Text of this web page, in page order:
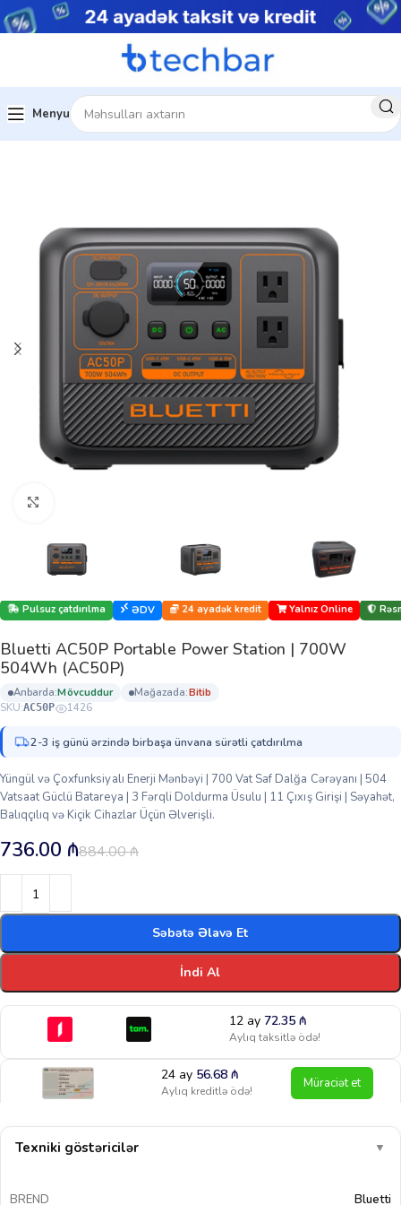
Menyu
Ev Kompüter hissələri UPS
Pulsuz çatdırılma ƏDV 24 ayadək kredit Yalnız Online
Bluetti AC50P Portable Power Station | 700W
504Wh (AC50P)
anbarda: mövcuddur mağazada:
bi̇ti̇b
SKU:AC50P 1426
2-3 iş günü ərzində birbaşa ünvana sürətli çatdırılma
Yüngül və Çoxfunksiyalı Enerji Mənbəyi | 700 Vat Saf Dalğa Cərəyanı | 504
Vatsaat Güclü Batareya | 3 Fərqli Doldurma Üsulu | 11 Çıxış Girişi | Səyahət,
Balıqçılıq və Kiçik Cihazlar Üçün Əlverişli.
884.00₼
736.00 ₼
Səbətə Əlavə Et
İndi Al
12 ay 72.35 ₼
Aylıq taksitlə ödə!
24 ay 56.68₼
Aylıq kreditlə ödə! Müraciət et
Texniki göstəricilər ▼
BREND Bluetti